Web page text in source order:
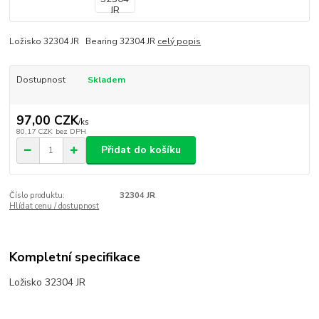
Ložisko 32304 JR Bearing 32304 JR celý popis
Dostupnost Skladem
97,00 CZK/ks
80,17 CZK bez DPH
Přidat do košíku
Číslo produktu:
32304 JR
Hlídat cenu / dostupnost
Kompletní specifikace
Ložisko 32304 JR